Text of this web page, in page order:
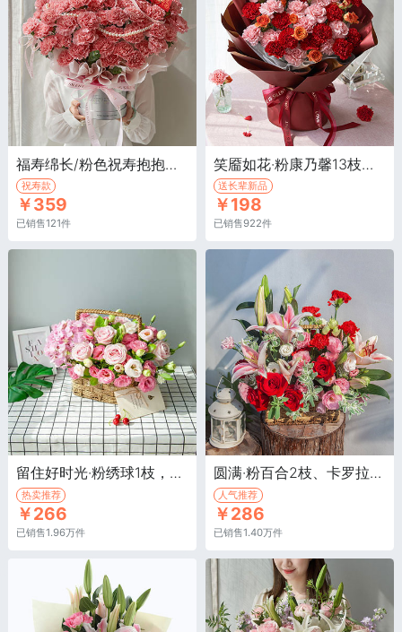
福寿绵长/粉色祝寿抱抱桶·粉色康乃馨66枝，尤加利叶10枝
祝寿款
￥359
已销售121件
笑靥如花·粉康乃馨13枝，红色康乃馨13枝
送长辈新品
￥198
已销售922件
留住好时光·粉绣球1枝，粉雪山玫瑰或洛神玫瑰6枝
热卖推荐
￥266
已销售1.96万件
圆满·粉百合2枝、卡罗拉红玫瑰9枝、红色康乃馨15枝
人气推荐
￥286
已销售1.40万件